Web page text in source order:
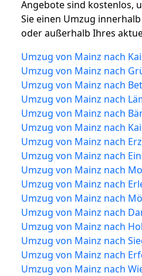
Angebote sind kostenlos,
Sie einen Umzug
oder außerhalb Ihres
Umzug von Mainz nach
Umzug von Mainz nach
Umzug von Mainz nach
Umzug von Mainz nach
Umzug von Mainz nach
Umzug von Mainz nach
Umzug von Mainz nach
Umzug von Mainz nach
Umzug von Mainz nach
Umzug von Mainz nach
Umzug von Mainz nach
Umzug von Mainz nach
Umzug von Mainz nach
Umzug von Mainz nach
Umzug von Mainz nach
Umzug von Mainz nach